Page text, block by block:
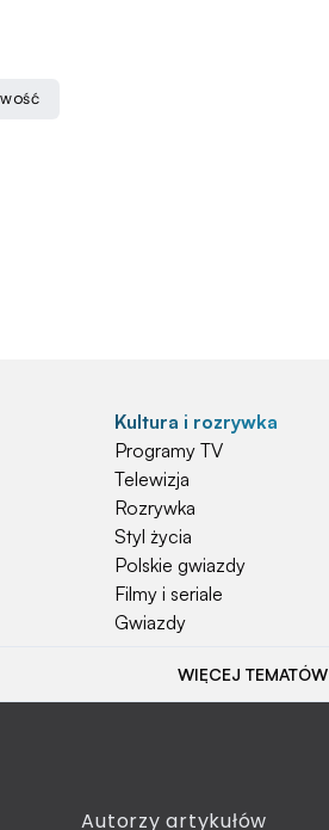
Kultura i rozrywka
Programy TV
Telewizja
Rozrywka
Styl życia
Polskie gwiazdy
Filmy i seriale
Gwiazdy
Popularne tematy
Emerytura
WIĘCEJ TEMATÓW
Autorzy artykułów